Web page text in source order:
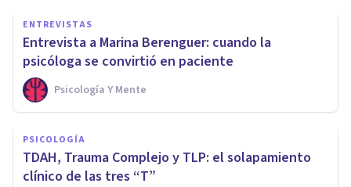
ENTREVISTAS
Entrevista a Marina Berenguer: cuando la
psicóloga se convirtió en paciente
Psicología Y Mente
PSICOLOGÍA
TDAH, Trauma Complejo y TLP: el solapamiento
clínico de las tres “T”